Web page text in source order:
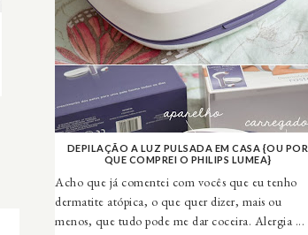
DEPILAÇÃO A LUZ PULSADA EM CASA {OU POR
QUE COMPREI O PHILIPS LUMEA}
Acho que já comentei com vocês que eu tenho
dermatite atópica, o que quer dizer, mais ou
menos, que tudo pode me dar coceira. Alergia ...